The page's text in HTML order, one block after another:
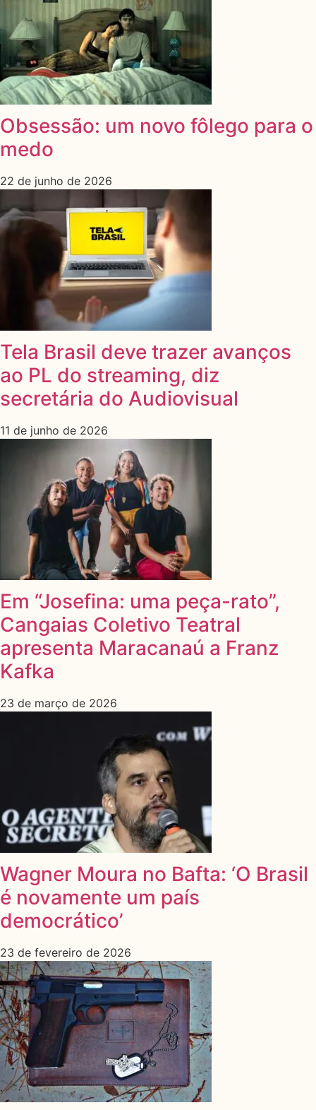
Obsessão: um novo fôlego para o
medo
22 de junho de 2026
Tela Brasil deve trazer avanços
ao PL do streaming, diz
secretária do Audiovisual
11 de junho de 2026
Em “Josefina: uma peça-rato”,
Cangaias Coletivo Teatral
apresenta Maracanaú a Franz
Kafka
23 de março de 2026
Wagner Moura no Bafta: ‘O Brasil
é novamente um país
democrático’
23 de fevereiro de 2026